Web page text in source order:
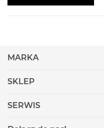
MARKA
SKLEP
SERWIS